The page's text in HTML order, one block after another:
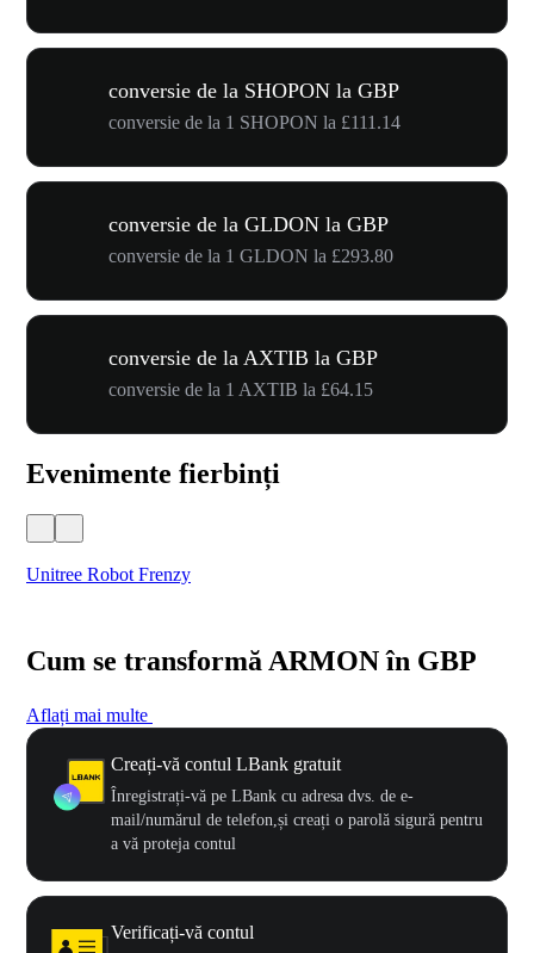
conversie de la SHOPON la GBP
conversie de la 1 SHOPON la £111.14
conversie de la GLDON la GBP
conversie de la 1 GLDON la £293.80
conversie de la AXTIB la GBP
conversie de la 1 AXTIB la £64.15
Evenimente fierbinți
Unitree Robot Frenzy
Cum se transformă ARMON în GBP
Aflați mai multe
Creați-vă contul LBank gratuit
Înregistrați-vă pe LBank cu adresa dvs. de e-
mail/numărul de telefon,și creați o parolă sigură pentru
a vă proteja contul
Verificați-vă contul